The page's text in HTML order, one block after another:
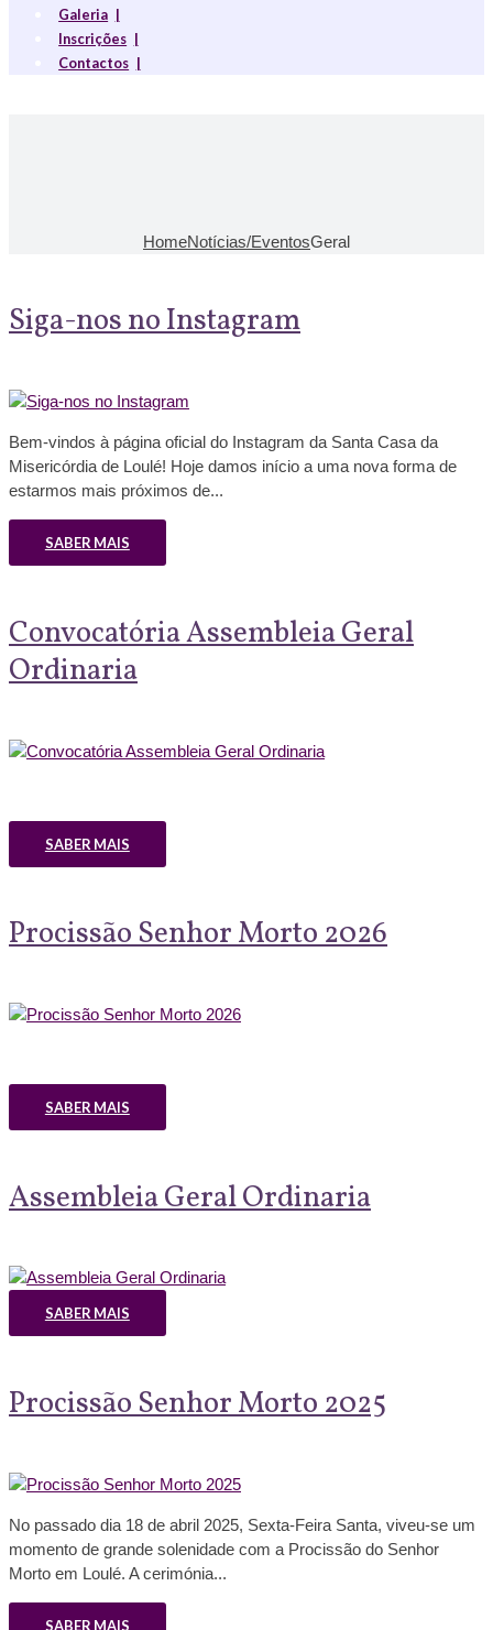
Galeria
Inscrições
Contactos
HomeNotícias/EventosGeral
Siga-nos no Instagram
Bem-vindos à página oficial do Instagram da Santa Casa da
Misericórdia de Loulé! Hoje damos início a uma nova forma de
estarmos mais próximos de...
SABER MAIS
Convocatória Assembleia Geral
Ordinaria
SABER MAIS
Procissão Senhor Morto 2026
SABER MAIS
Assembleia Geral Ordinaria
SABER MAIS
Procissão Senhor Morto 2025
No passado dia 18 de abril 2025, Sexta-Feira Santa, viveu-se um
momento de grande solenidade com a Procissão do Senhor
Morto em Loulé. A cerimónia...
SABER MAIS